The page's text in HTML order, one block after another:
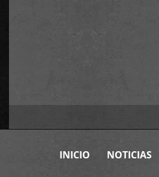
INICIO NOTICIAS